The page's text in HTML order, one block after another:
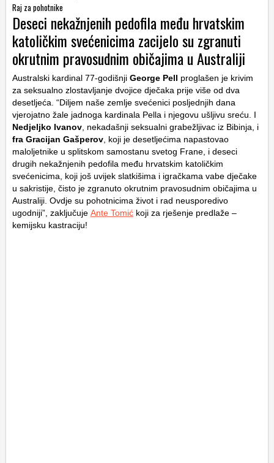
Raj za pohotnike
Deseci nekažnjenih pedofila među hrvatskim
katoličkim svećenicima zacijelo su zgranuti
okrutnim pravosudnim običajima u Australiji
Australski kardinal 77-godišnji George Pell proglašen je krivim
za seksualno zlostavljanje dvojice dječaka prije više od dva
desetljeća. “Diljem naše zemlje svećenici posljednjih dana
vjerojatno žale jadnoga kardinala Pella i njegovu ušljivu sreću. I
Nedjeljko Ivanov , nekadašnji seksualni grabežljivac iz Bibinja, i
fra Gracijan Gašperov , koji je desetljećima napastovao
maloljetnike u splitskom samostanu svetog Frane, i deseci
drugih nekažnjenih pedofila među hrvatskim katoličkim
svećenicima, koji još uvijek slatkišima i igračkama vabe dječake
u sakristije, čisto je zgranuto okrutnim pravosudnim običajima u
Australiji. Ovdje su pohotnicima život i rad neusporedivo
ugodniji”, zaključuje Ante Tomić koji za rješenje predlaže –
kemijsku kastraciju!